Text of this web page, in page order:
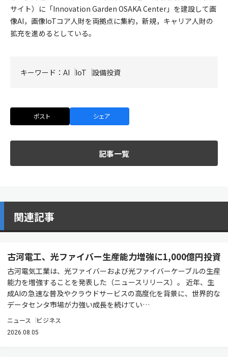
サイト）に「Innovation Garden OSAKA Center」を建設して画
像AI，画像IoTコア人財を両拠点に集約，新規，キャリア人財の
拡充を進めるとしている。
キーワード： AI IoT 設備投資
ポスト シェア
記事一覧
関連記事
古河電工、光ファイバー生産能力増強に1,000億円投資
古河電気工業は、光ファイバーおよび光ファイバーケーブルの生産
能力を増強することを発表した（ニュースリリース）。 近年、生
成AIの急速な普及やクラウドサービスの高度化を背景に、世界的な
データセンタ市場が力強い成長を続けてい…
ニュース ビジネス
2026.08.05